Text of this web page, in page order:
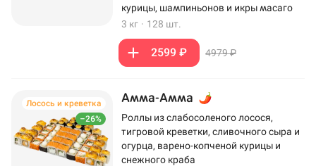
курицы, шампиньонов и икры масаго
3 кг · 128 шт.
2599 ₽ 4979 ₽
–26%
Лосось и креветка Амма-Амма
Роллы из слабосоленого лосося,
тигровой креветки, сливочного сыра и
огурца, варено-копченой курицы и
снежного краба